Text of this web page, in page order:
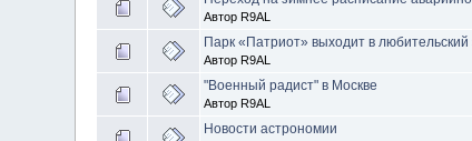
Автор R9AL
Парк «Патриот» выходит в
Автор R9AL
"Военный радист" в Москве
Автор R9AL
Новости астрономии